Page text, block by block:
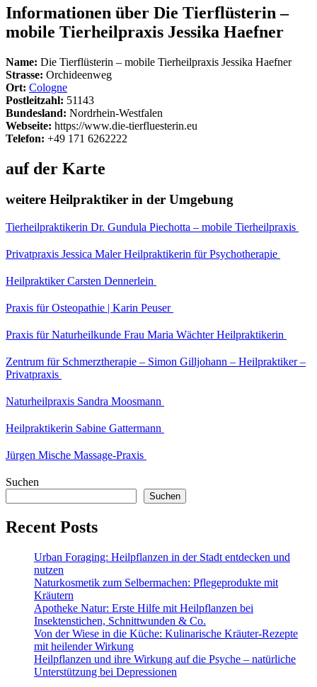
Informationen über Die Tierflüsterin –
mobile Tierheilpraxis Jessika Haefner
Name: Die Tierflüsterin – mobile Tierheilpraxis Jessika Haefner
Strasse: Orchideenweg
Ort: Cologne
Postleitzahl: 51143
Bundesland: Nordrhein-Westfalen
Webseite: https://www.die-tierfluesterin.eu
Telefon: +49 171 6262222
auf der Karte
weitere Heilpraktiker in der Umgebung
Tierheilpraktikerin Dr. Gundula Piechotta – mobile Tierheilpraxis
Privatpraxis Jessica Maler Heilpraktikerin für Psychotherapie
Heilpraktiker Carsten Dennerlein
Praxis für Osteopathie | Karin Peuser
Praxis für Naturheilkunde Frau Maria Wächter Heilpraktikerin
Zentrum für Schmerztherapie – Simon Gilljohann – Heilpraktiker –
Privatpraxis
Naturheilpraxis Sandra Moosmann
Heilpraktikerin Sabine Gattermann
Jürgen Mische Massage-Praxis
Suchen
Suchen
Recent Posts
Urban Foraging: Heilpflanzen in der Stadt entdecken und
nutzen
Naturkosmetik zum Selbermachen: Pflegeprodukte mit
Kräutern
Apotheke Natur: Erste Hilfe mit Heilpflanzen bei
Insektenstichen, Schnittwunden & Co.
Von der Wiese in die Küche: Kulinarische Kräuter-Rezepte
mit heilender Wirkung
Heilpflanzen und ihre Wirkung auf die Psyche – natürliche
Unterstützung bei Depressionen